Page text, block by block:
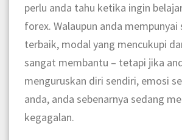
perlu anda tahu ketika ingin
forex. Walaupun anda
terbaik, modal yang mencukupi
sangat membantu – tetapi jika
menguruskan diri sendiri, emosi
anda, anda sebenarnya sedang
kegagalan.